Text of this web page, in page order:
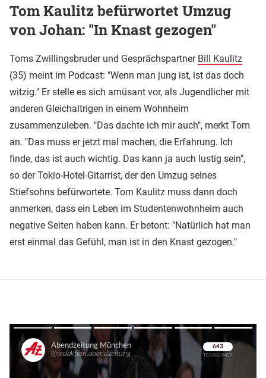
Tom Kaulitz befürwortet Umzug
von Johan: "In Knast gezogen"
Toms Zwillingsbruder und Gesprächspartner Bill Kaulitz
(35) meint im Podcast: "Wenn man jung ist, ist das doch
witzig." Er stelle es sich amüsant vor, als Jugendlicher mit
anderen Gleichaltrigen in einem Wohnheim
zusammenzuleben. "Das dachte ich mir auch", merkt Tom
an. "Das muss er jetzt mal machen, die Erfahrung. Ich
finde, das ist auch wichtig. Das kann ja auch lustig sein",
so der Tokio-Hotel-Gitarrist, der den Umzug seines
Stiefsohns befürwortete. Tom Kaulitz muss dann doch
anmerken, dass ein Leben im Studentenwohnheim auch
negative Seiten haben kann. Er betont: "Natürlich hat man
erst einmal das Gefühl, man ist in den Knast gezogen."
Überspringen